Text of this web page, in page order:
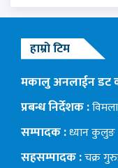
हाम्रो टिम
मकालु अनलाईन डट
प्रबन्ध निर्देशक :
सम्पादक :ध्यान कुलुङ
सहसम्पादक :चक्र